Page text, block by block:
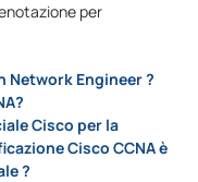
per
Network Engineer ?
Cisco per la
Cisco CCNA è
?